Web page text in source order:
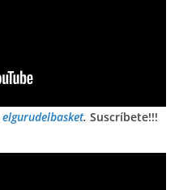
elgurudelbasket. Suscríbete!!!